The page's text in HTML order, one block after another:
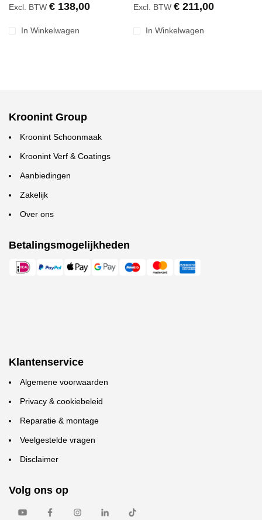
Excl. BTW € 138,00
In Winkelwagen
Excl. BTW€ 211,00
In Winkelwagen
Kroonint Group
Kroonint Schoonmaak
Kroonint Verf & Coatings
Aanbiedingen
Zakelijk
Over ons
Betalingsmogelijkheden
Klantenservice
Algemene voorwaarden
Privacy & cookiebeleid
Reparatie & montage
Veelgestelde vragen
Disclaimer
Volg ons op